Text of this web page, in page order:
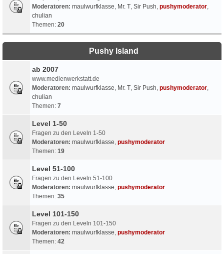
Moderatoren: maulwurfklasse, Mr. T, Sir Push, pushymoderator,
chulian
Themen: 20
Pushy Island
ab 2007
www.medienwerkstatt.de
Moderatoren: maulwurfklasse, Mr. T, Sir Push, pushymoderator,
chulian
Themen: 7
Level 1-50
Fragen zu den Leveln 1-50
Moderatoren: maulwurfklasse, pushymoderator
Themen: 19
Level 51-100
Fragen zu den Leveln 51-100
Moderatoren: maulwurfklasse, pushymoderator
Themen: 35
Level 101-150
Fragen zu den Leveln 101-150
Moderatoren: maulwurfklasse, pushymoderator
Themen: 42